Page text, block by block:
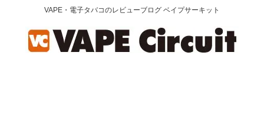
VAPE・電子タバコのレビューブログ ベイプサーキット